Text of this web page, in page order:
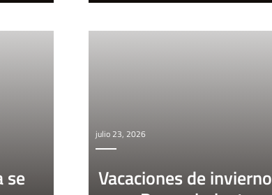
se
julio 23, 2026
Vacaciones de invierno